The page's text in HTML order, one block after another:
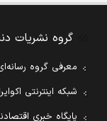
گروه نشریات
معرفی گروه
شبکه اینترنتی
پایگاه خبری